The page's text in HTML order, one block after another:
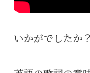
いかがでしたか？